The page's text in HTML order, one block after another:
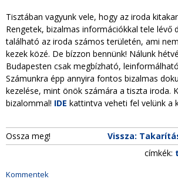
Tisztában vagyunk vele, hogy az iroda
Rengetek, bizalmas információkkal tele lévő
található az iroda számos területén, ami
kezek közé. De bízzon bennünk! Nálunk
Budapesten csak megbízható,
Számunkra épp annyira fontos bizalmas
kezelése, mint önök számára a tiszta iroda.
bizalommal! IDE kattintva veheti fel velünk a
Ossza meg!
Vissza:
címkék:
Kommentek